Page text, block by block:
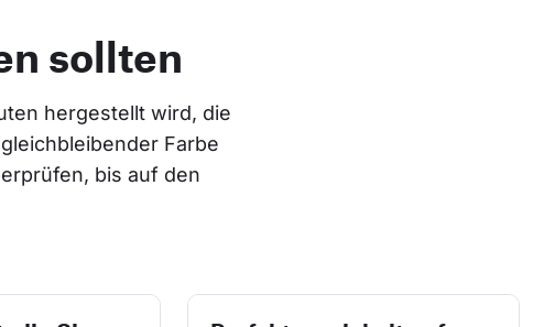
sollten
hergestellt wird, die
Farbe
bis auf den